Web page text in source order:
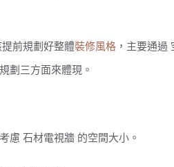
前規劃好整體裝修風格，主要通過
劃三方面來體現。
慮 石材電視牆 的空間大小。